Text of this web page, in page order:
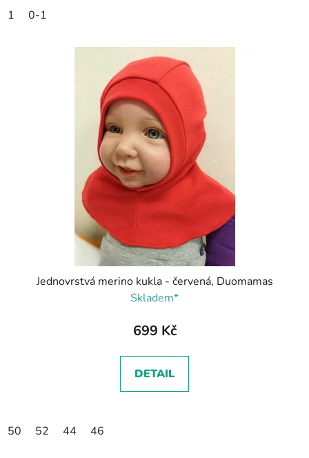
1 0-1
Jednovrstvá merino kukla - červená, Duomamas
Skladem*
699 Kč
DETAIL
50 52 44 46